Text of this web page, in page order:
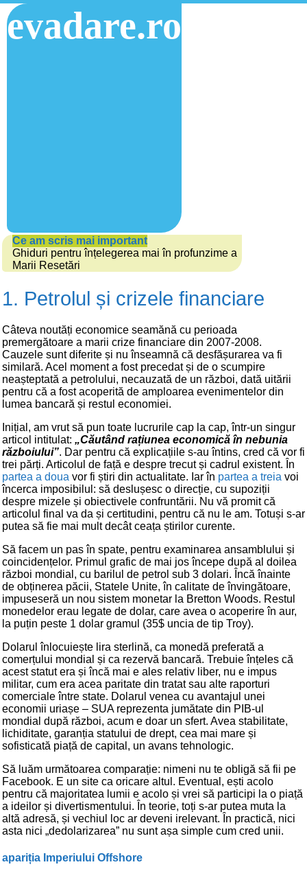
evadare.ro
Ce am scris mai important
Ghiduri pentru înțelegerea mai în profunzime a
Marii Resetări
1. Petrolul și crizele financiare
Câteva noutăți economice seamănă cu perioada
premergătoare a marii crize financiare din 2007-2008.
Cauzele sunt diferite și nu înseamnă că desfășurarea va fi
similară. Acel moment a fost precedat și de o scumpire
neașteptată a petrolului, necauzată de un război, dată uitării
pentru că a fost acoperită de amploarea evenimentelor din
lumea bancară și restul economiei.
Inițial, am vrut să pun toate lucrurile cap la cap, într-un singur
articol intitulat: „Căutând rațiunea economică în nebunia
războiului”. Dar pentru că explicațiile s-au întins, cred că vor fi
trei părți. Articolul de față e despre trecut și cadrul existent. În
partea a doua vor fi știri din actualitate. Iar în partea a treia voi
încerca imposibilul: să deslușesc o direcție, cu supoziții
despre mizele și obiectivele confruntării. Nu vă promit că
articolul final va da și certitudini, pentru că nu le am. Totuși s-ar
putea să fie mai mult decât ceața știrilor curente.
Să facem un pas în spate, pentru examinarea ansamblului și
coincidențelor. Primul grafic de mai jos începe după al doilea
război mondial, cu barilul de petrol sub 3 dolari. Încă înainte
de obținerea păcii, Statele Unite, în calitate de învingătoare,
impuseseră un nou sistem monetar la Bretton Woods. Restul
monedelor erau legate de dolar, care avea o acoperire în aur,
la puțin peste 1 dolar gramul (35$ uncia de tip Troy).
Dolarul înlocuiește lira sterlină, ca monedă preferată a
comerțului mondial și ca rezervă bancară. Trebuie înțeles că
acest statut era și încă mai e ales relativ liber, nu e impus
militar, cum era acea paritate din tratat sau alte raporturi
comerciale între state. Dolarul venea cu avantajul unei
economii uriașe – SUA reprezenta jumătate din PIB-ul
mondial după război, acum e doar un sfert. Avea stabilitate,
lichiditate, garanția statului de drept, cea mai mare și
sofisticată piață de capital, un avans tehnologic.
Să luăm următoarea comparație: nimeni nu te obligă să fii pe
Facebook. E un site ca oricare altul. Eventual, ești acolo
pentru că majoritatea lumii e acolo și vrei să participi la o piață
a ideilor și divertismentului. În teorie, toți s-ar putea muta la
altă adresă, și vechiul loc ar deveni irelevant. În practică, nici
asta nici „dedolarizarea” nu sunt așa simple cum cred unii.
apariția Imperiului Offshore